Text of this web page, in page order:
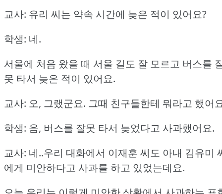
교사: 유리 씨는 약속 시간에 늦은 적이 있어요?
학생: 네.
서울에 처음 왔을 때 서울 길도 잘 모르고 버스를
못 타서 늦은 적이 있어요.
교사: 오, 그랬군요. 그때 친구들한테 뭐라고 했어
학생: 음, 버스를 잘못 타서 늦었다고 사과했어요.
교사: 네..우리 대화에서 이재훈 씨도 아내 김유미
에게 미안하다고 사과를 하고 있었는데요.